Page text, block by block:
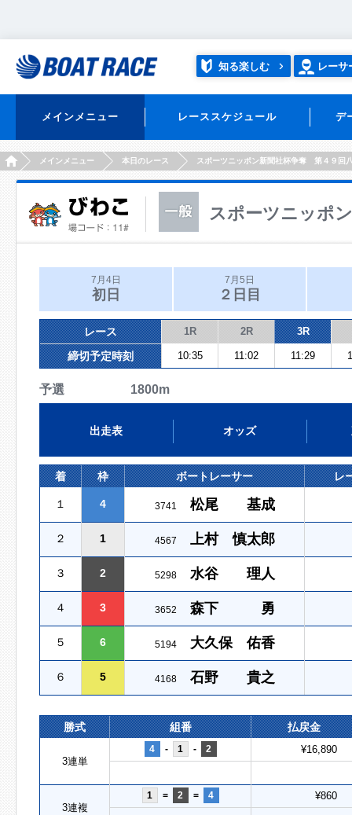
知る楽しむ レーサ
メインメニュー レーススケジュール デ
HOMEメインメニュー 本日のレース スポーツニッポン新聞社杯争奪 第４９回
スポーツニッポ
7月4日
初日
7月5日
２日目
レース 1R 2R 3R
締切予定時刻 10:35 11:02 11:29
予選 1800m
出走表 オッズ
着 枠 ボートレーサー レ
１ 4 3741 松尾 基成
２ 1 4567 上村 慎太郎
３ 2 5298 水谷 理人
４ 3 3652 森下 勇
５ 6 5194 大久保 佑香
６ 5 4168 石野 貴之
勝式 組番 払戻金
3連単
4 - 1 - 2 ¥16,890
3連複
1 = 2 = 4 ¥860